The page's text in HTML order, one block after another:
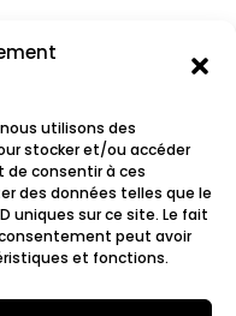
utilisons des
stocker et/ou accéder
de consentir à ces
des données telles que le
uniques sur ce site. Le fait
peut avoir
et fonctions.